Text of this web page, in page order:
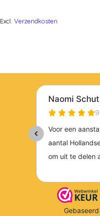
Excl. Verzendkosten